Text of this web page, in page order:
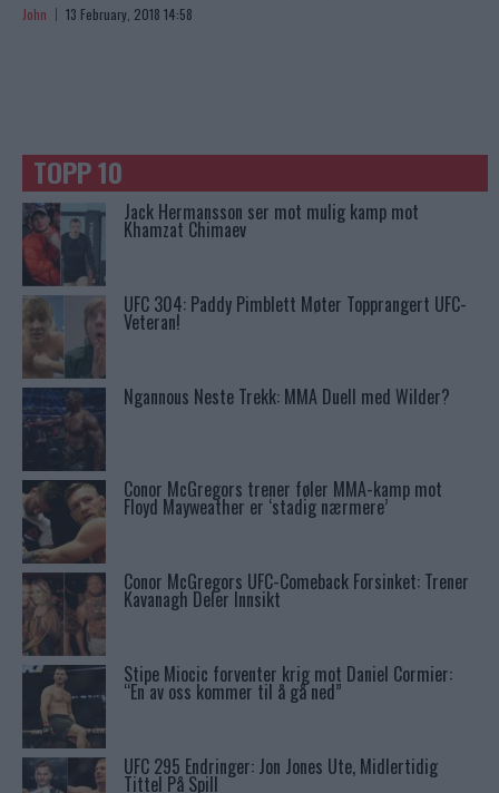
John 13 February, 2018 14:58
TOPP 10
Jack Hermansson ser mot mulig kamp mot
Khamzat Chimaev
UFC 304: Paddy Pimblett Møter Topprangert UFC-
Veteran!
Ngannous Neste Trekk: MMA Duell med Wilder?
Conor McGregors trener føler MMA-kamp mot
Floyd Mayweather er ‘stadig nærmere’
Conor McGregors UFC-Comeback Forsinket: Trener
Kavanagh Deler Innsikt
Stipe Miocic forventer krig mot Daniel Cormier:
“En av oss kommer til å gå ned”
UFC 295 Endringer: Jon Jones Ute, Midlertidig
Tittel På Spill